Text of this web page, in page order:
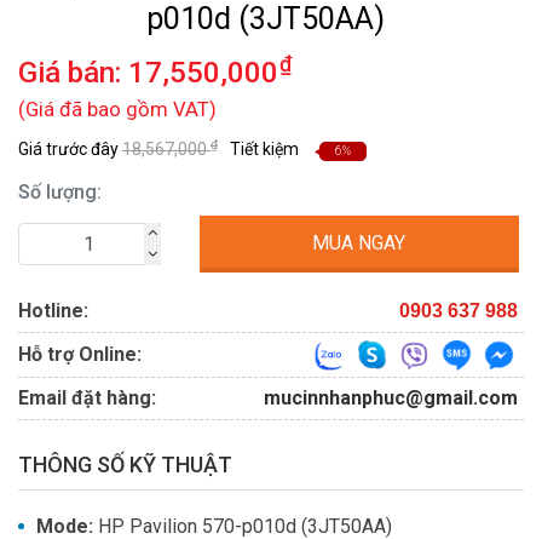
p010d (3JT50AA)
Giá bán: 17,550,000₫
(Giá đã bao gồm VAT)
Giá trước đây18,567,000₫ Tiết kiệm 6%
Số lượng:
MUA NGAY
Hotline: 0903 637 988
Hỗ trợ Online:
Email đặt hàng:
mucinnhanphuc@gmail.com
THÔNG SỐ KỸ THUẬT
Mode: HP Pavilion 570-p010d (3JT50AA)